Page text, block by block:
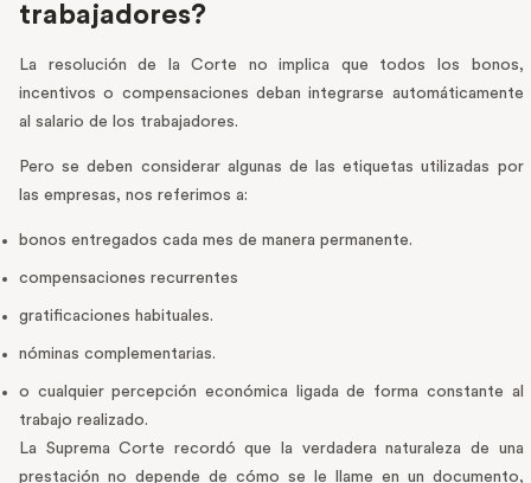
trabajadores?
La resolución de la Corte no implica que todos los bonos,
incentivos o compensaciones deban integrarse automáticamente
al salario de los trabajadores.
Pero se deben considerar algunas de las etiquetas utilizadas por
las empresas, nos referimos a:
bonos entregados cada mes de manera permanente.
compensaciones recurrentes
gratificaciones habituales.
nóminas complementarias.
o cualquier percepción económica ligada de forma constante al
trabajo realizado.
La Suprema Corte recordó que la verdadera naturaleza de una
prestación no depende de cómo se le llame en un documento,